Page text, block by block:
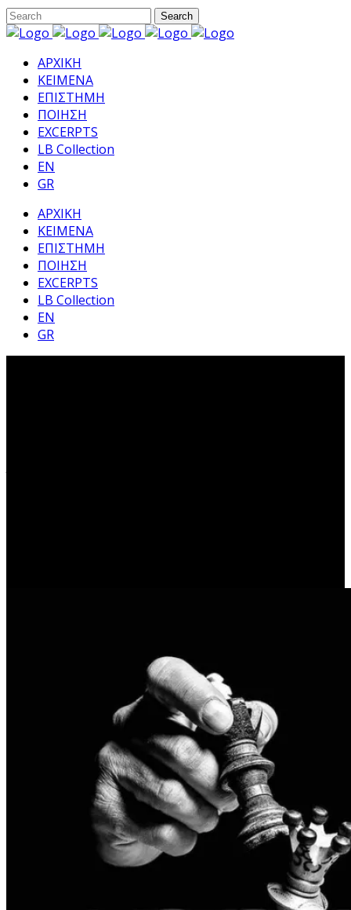
ΑΡΧΙΚΗ
ΚΕΙΜΕΝΑ
ΕΠΙΣΤΗΜΗ
ΠΟΙΗΣΗ
EXCERPTS
LB Collection
EN
GR
ΑΡΧΙΚΗ
ΚΕΙΜΕΝΑ
ΕΠΙΣΤΗΜΗ
ΠΟΙΗΣΗ
EXCERPTS
LB Collection
EN
GR